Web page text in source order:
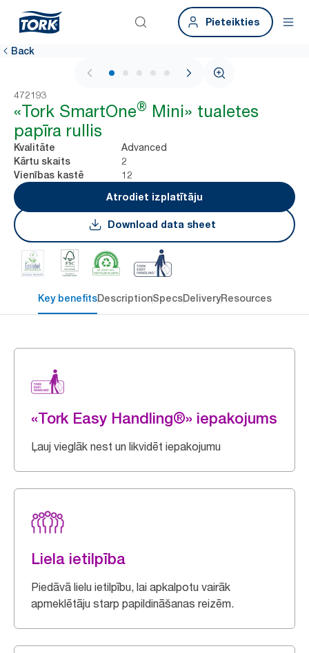
Pieteikties
Back
1 / 7
472193
«Tork SmartOne® Mini» tualetes
papīra rullis
Kvalitāte Advanced
Kārtu skaits 2
Vienības kastē
12
Atrodiet izplatītāju
Download data sheet
Key benefitsDescriptionSpecsDeliveryResources
«Tork Easy Handling®» iepakojums
Ļauj vieglāk nest un likvidēt iepakojumu
Liela ietilpība
Piedāvā lielu ietilpību, lai apkalpotu vairāk
apmeklētāju starp papildināšanas reizēm.